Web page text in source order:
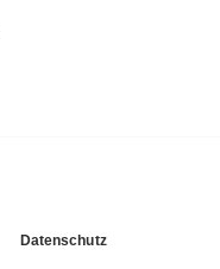
Datenschutz